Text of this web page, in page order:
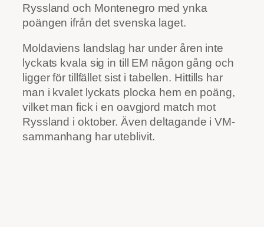
Ryssland och Montenegro med ynka
poängen ifrån det svenska laget.
Moldaviens landslag har under åren inte
lyckats kvala sig in till EM någon gång och
ligger för tillfället sist i tabellen. Hittills har
man i kvalet lyckats plocka hem en poäng,
vilket man fick i en oavgjord match mot
Ryssland i oktober. Även deltagande i VM-
sammanhang har uteblivit.